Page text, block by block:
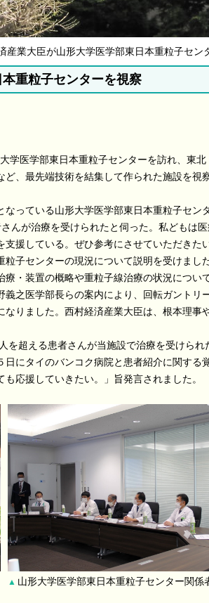
産業大臣が山形大学医学部東日本重粒子セン
重粒子センターを視察
医学部東日本重粒子センターを訪れ、東北
、最先端技術を結集して作られた施設を視
っている山形大学医学部東日本重粒子セン
んが治療を受けられたと伺った。私どもは医
援している。ぜひ参考にさせていただきた
子センターの現況について説明を受けまし
・装置の概略や重粒子線治療の状況につい
之医学部長らの案内により、回転ガントリ
りました。西村経済産業大臣は、根本理事
超える患者さんが当施設で治療を受けられ
にタイのバンコク病院と患者紹介に関する
応援していきたい。」旨発言されました。
▲ 山形大学医学部東日本重粒子センター関係